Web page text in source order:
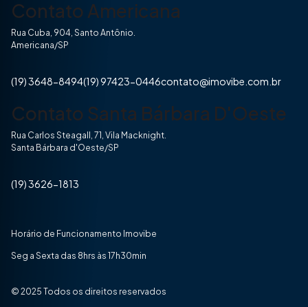
Contato Americana
Rua Cuba, 904, Santo Antônio.
Americana/SP
(19) 3648-8494(19) 97423-0446contato@imovibe.com.br
Contato Santa Bárbara D'Oeste
Rua Carlos Steagall, 71, Vila Macknight.
Santa Bárbara d'Oeste/SP
(19) 3626-1813
Horário de Funcionamento Imovibe
Seg a Sexta das 8hrs às 17h30min
© 2025 Todos os direitos reservados